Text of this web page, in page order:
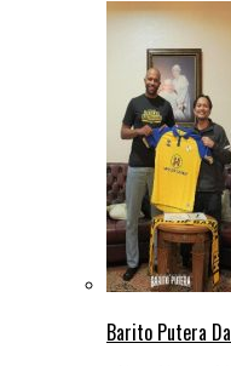
Barito Putera